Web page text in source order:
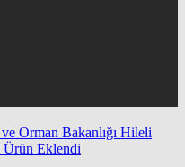
ve Orman Bakanlığı Hileli
Ürün Eklendi